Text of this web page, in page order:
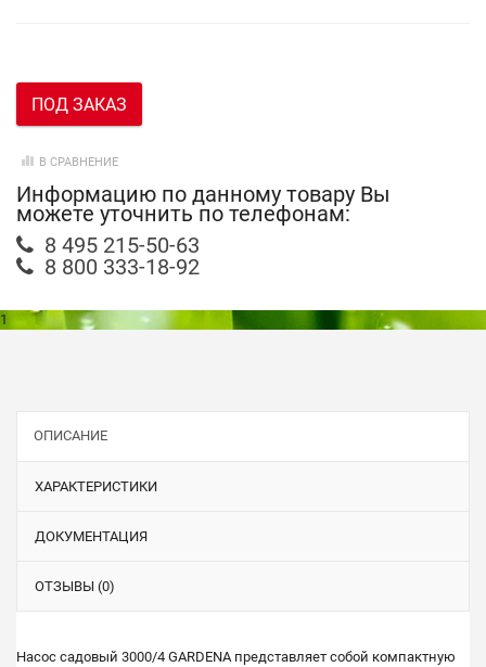
ПОД ЗАКАЗ
В СРАВНЕНИЕ
Информацию по данному товару Вы
можете уточнить по телефонам:
8 495 215-50-63
8 800 333-18-92
1
ОПИСАНИЕ
ХАРАКТЕРИСТИКИ
ДОКУМЕНТАЦИЯ
ОТЗЫВЫ (0)
Насос садовый 3000/4 GARDENA представляет собой компактную